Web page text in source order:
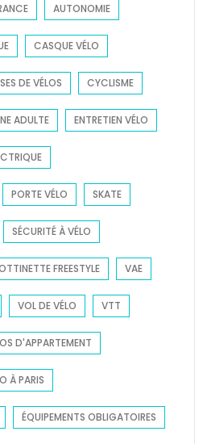
AUTONOMIE
CASQUE VÉLO
DE VÉLOS CYCLISME
ADULTE ENTRETIEN VÉLO
PORTE VÉLO SKATE
SÉCURITÉ À VÉLO
FREESTYLE VAE
VOL DE VÉLO VTT
D'APPARTEMENT
À PARIS
ÉQUIPEMENTS OBLIGATOIRES